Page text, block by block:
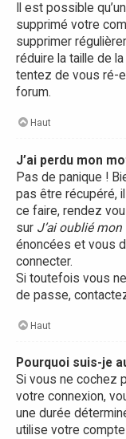
Il est possible
supprimé votre
supprimer
réduire la taille de
tentez de vous ré-
forum.
Haut
J’ai perdu mon
Pas de panique !
pas être récupéré,
ce faire, rendez
sur J’ai oublié
énoncées et vous
connecter.
Si toutefois vous
de passe,
Haut
Pourquoi suis-je
Si vous ne cochez
votre connexion,
une durée
utilise votre